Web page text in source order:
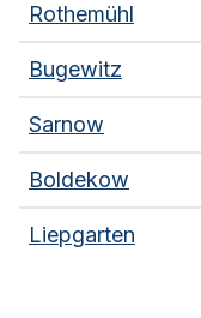
Rothemühl
Bugewitz
Sarnow
Boldekow
Liepgarten